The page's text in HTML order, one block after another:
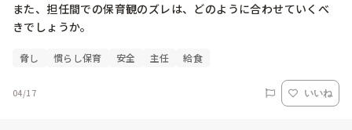
また、担任間での保育観のズレは、どのように合わせていくべ
きでしょうか。
脅し 慣らし保育 安全 主任 給食
04/17 いいね